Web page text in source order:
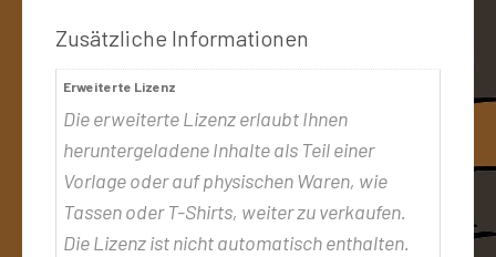
Zusätzliche Informationen
Erweiterte Lizenz
Die erweiterte Lizenz erlaubt Ihnen
heruntergeladene Inhalte als Teil einer
Vorlage oder auf physischen Waren, wie
Tassen oder T-Shirts, weiter zu verkaufen.
Die Lizenz ist nicht automatisch enthalten.